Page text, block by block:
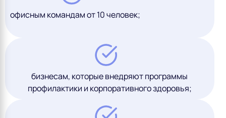
офисным командам от 10 человек;
бизнесам, которые внедряют программы
профилактики и корпоративного здоровья;